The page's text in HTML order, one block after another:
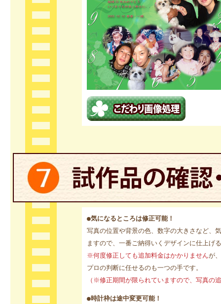
●気になるところは修正可能！
写真の位置や背景の色、数字の大きさなど、
ますので、一番ご納得いくデザインに仕上げ
※何度修正しても追加料金はかかりませんが
プロの判断に任せるのも一つの手です。
（※修正期間が限られていますので、写真の
●時計枠は途中変更可能！